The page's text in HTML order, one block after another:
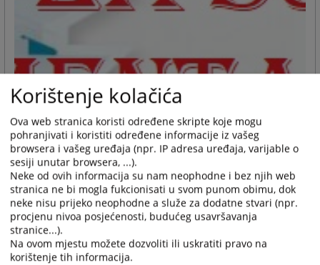
Korištenje kolačića
Ova web stranica koristi određene skripte koje mogu
pohranjivati i koristiti određene informacije iz vašeg
browsera i vašeg uređaja (npr. IP adresa uređaja, varijable o
sesiji unutar browsera, ...).
Neke od ovih informacija su nam neophodne i bez njih web
stranica ne bi mogla fukcionisati u svom punom obimu, dok
neke nisu prijeko neophodne a služe za dodatne stvari (npr.
procjenu nivoa posjećenosti, budućeg usavršavanja
stranice...).
Na ovom mjestu možete dozvoliti ili uskratiti pravo na
korištenje tih informacija.